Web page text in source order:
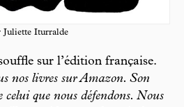
Juliette Iturralde
sur l’édition française.
nos livres sur Amazon. Son
celui que nous défendons. Nous